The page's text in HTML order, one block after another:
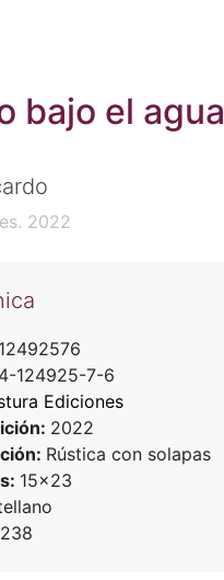
bajo el agua
2022
124925-7-6
Ediciones
2022
Rústica con solapas
15x23
238